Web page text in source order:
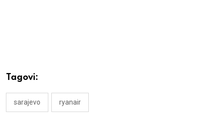
Tagovi:
sarajevo ryanair